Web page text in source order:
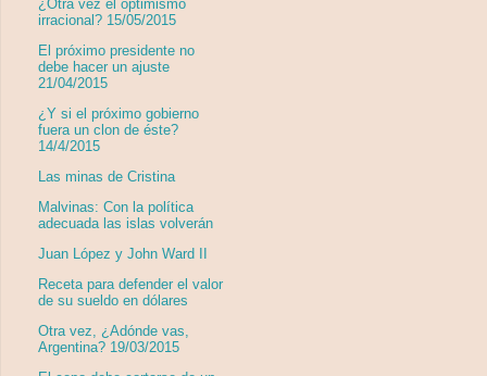
¿Otra vez el optimismo
irracional? 15/05/2015
El próximo presidente no
debe hacer un ajuste
21/04/2015
¿Y si el próximo gobierno
fuera un clon de éste?
14/4/2015
Las minas de Cristina
Malvinas: Con la política
adecuada las islas volverán
Juan López y John Ward II
Receta para defender el valor
de su sueldo en dólares
Otra vez, ¿Adónde vas,
Argentina? 19/03/2015